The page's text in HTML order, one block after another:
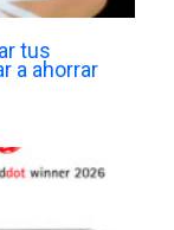
tus
a ahorrar